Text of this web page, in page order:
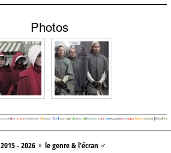
Photos
2015 - 2026 ♀ le genre & l’écran ♂